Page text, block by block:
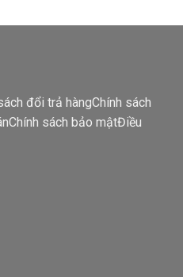
đổi trả hàngChính sách
Chính sách bảo mậtĐiều